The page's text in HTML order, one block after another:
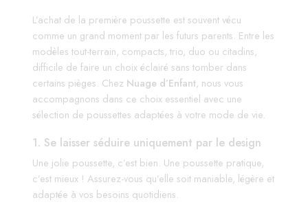
L’achat de la première poussette est souvent vécu
comme un grand moment par les futurs parents. Entre les
modèles tout-terrain, compacts, trio, duo ou citadins,
difficile de faire un choix éclairé sans tomber dans
certains pièges. Chez Nuage d’Enfant, nous vous
accompagnons dans ce choix essentiel avec une
sélection de poussettes adaptées à votre mode de vie.
1. Se laisser séduire uniquement par le design
Une jolie poussette, c’est bien. Une poussette pratique,
c’est mieux ! Assurez-vous qu’elle soit maniable, légère et
adaptée à vos besoins quotidiens.